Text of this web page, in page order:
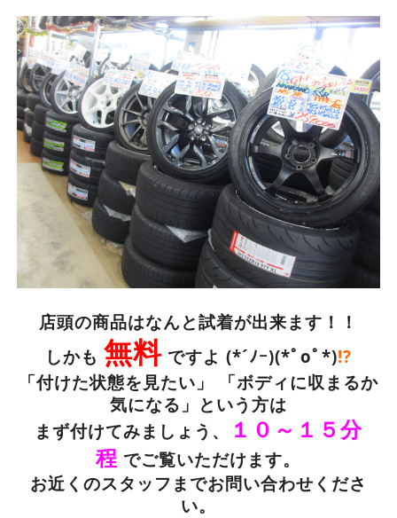
店頭の商品はなんと試着が出来ます！！
しかも 無料ですよ (*´ﾉｰ)(*ﾟoﾟ*)!?
「付けた状態を見たい」 「ボディに収まるか
気になる」という方は
まず付けてみましょう、
１０～１５分
程 でご覧いただけます。
お近くのスタッフまでお問い合わせくださ
い。